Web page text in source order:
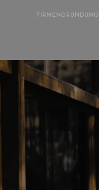
FIRMENGRÜNDUNG